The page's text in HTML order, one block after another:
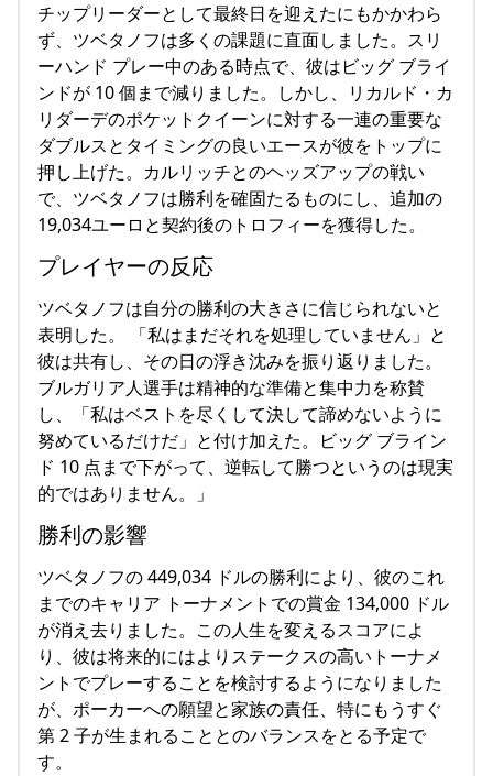
チップリーダーとして最終日を迎えたにもかかわら
ず、ツベタノフは多くの課題に直面しました。スリ
ーハンド プレー中のある時点で、彼はビッグ ブライ
ンドが 10 個まで減りました。しかし、リカルド・カ
リダーデのポケットクイーンに対する一連の重要な
ダブルスとタイミングの良いエースが彼をトップに
押し上げた。カルリッチとのヘッズアップの戦い
で、ツベタノフは勝利を確固たるものにし、追加の
19,034ユーロと契約後のトロフィーを獲得した。
プレイヤーの反応
ツベタノフは自分の勝利の大きさに信じられないと
表明した。 「私はまだそれを処理していません」と
彼は共有し、その日の浮き沈みを振り返りました。
ブルガリア人選手は精神的な準備と集中力を称賛
し、「私はベストを尽くして決して諦めないように
努めているだけだ」と付け加えた。ビッグ ブライン
ド 10 点まで下がって、逆転して勝つというのは現実
的ではありません。」
勝利の影響
ツベタノフの 449,034 ドルの勝利により、彼のこれ
までのキャリア トーナメントでの賞金 134,000 ドル
が消え去りました。この人生を変えるスコアによ
り、彼は将来的にはよりステークスの高いトーナメ
ントでプレーすることを検討するようになりました
が、ポーカーへの願望と家族の責任、特にもうすぐ
第 2 子が生まれることとのバランスをとる予定で
す。